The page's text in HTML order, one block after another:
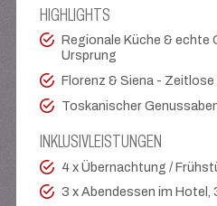
HIGHLIGHTS
Regionale Küche &
Ursprung
Florenz & Siena -
Toskanischer
INKLUSIVLEISTUNGEN
4 x Übernachtung /
3 x Abendessen im Hotel,